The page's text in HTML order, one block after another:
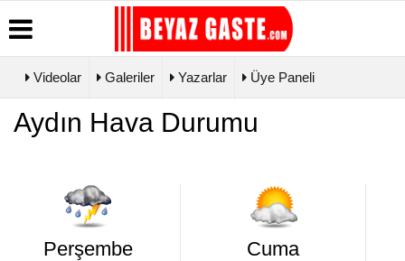
Üye Paneli
Haber
Günün
Haberleri
Durumu
Yazarları
Videolar Galeriler Yazarlar Üye Paneli
Aydın Hava Durumu
Perşembe Cuma